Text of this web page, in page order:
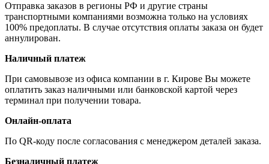
Отправка заказов в регионы РФ и другие страны
транспортными компаниями возможна только на условиях
100% предоплаты. В случае отсутствия оплаты заказа он будет
аннулирован.
Наличный платеж
При самовывозе из офиса компании в г. Кирове Вы можете
оплатить заказ наличными или банковской картой через
терминал при получении товара.
Онлайн-оплата
По QR-коду после согласования с менеджером деталей заказа.
Безналичный платеж